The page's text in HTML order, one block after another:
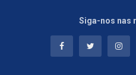
Siga-nos nas